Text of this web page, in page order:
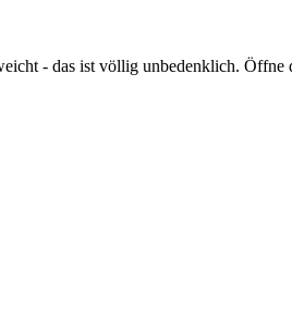
- das ist völlig unbedenklich. Öffne